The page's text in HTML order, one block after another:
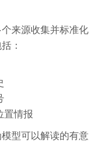
来源收集并标准化
：
置情报
型可以解读的有意